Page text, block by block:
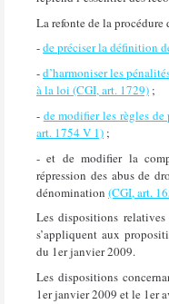
La refonte de la procédure
-de préciser la définition
-d’harmoniser les
à la loi (CGI, art. 1729) ;
- de modifier les règles
art. 1754 V 1) ;
- et de modifier la
répression des abus de
dénomination (CGI, art.
Les dispositions
s’appliquent aux
du 1er janvier 2009.
Les dispositions
1er janvier 2009 et le 1er